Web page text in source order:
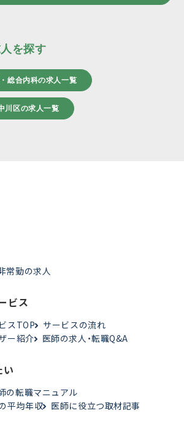
を探す
総合内科の求人一覧
川区の求人一覧
常勤の求人
ビス
スTOP
サービスの流れ
ー紹介
医師の求人・転職Q&A
い
の転職マニュアル
平均年収
医師に役立つ取材記事